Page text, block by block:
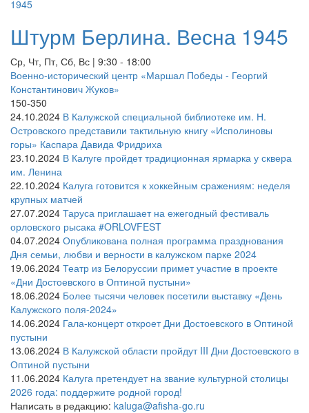
Штурм Берлина. Весна 1945
Ср, Чт, Пт, Сб, Вс | 9:30 - 18:00
Военно-исторический центр «Маршал Победы - Георгий
Константинович Жуков»
150-350
24.10.2024 В Калужской специальной библиотеке им. Н.
Островского представили тактильную книгу «Исполиновы
горы» Каспара Давида Фридриха
23.10.2024 В Калуге пройдет традиционная ярмарка у сквера
им. Ленина
22.10.2024 Калуга готовится к хоккейным сражениям: неделя
крупных матчей
27.07.2024 Таруса приглашает на ежегодный фестиваль
орловского рысака #ORLOVFEST
04.07.2024 Опубликована полная программа празднования
Дня семьи, любви и верности в калужском парке 2024
19.06.2024 Театр из Белоруссии примет участие в проекте
«Дни Достоевского в Оптиной пустыни»
18.06.2024 Более тысячи человек посетили выставку «День
Калужского поля-2024»
14.06.2024 Гала-концерт откроет Дни Достоевского в Оптиной
пустыни
13.06.2024 В Калужской области пройдут III Дни Достоевского в
Оптиной пустыни
11.06.2024 Калуга претендует на звание культурной столицы
2026 года: поддержите родной город!
Написать в редакцию: kaluga@afisha-go.ru